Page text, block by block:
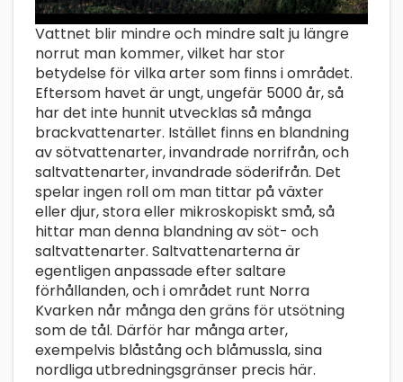
Vattnet blir mindre och mindre salt ju längre
norrut man kommer, vilket har stor
betydelse för vilka arter som finns i området.
Eftersom havet är ungt, ungefär 5000 år, så
har det inte hunnit utvecklas så många
brackvattenarter. Istället finns en blandning
av sötvattenarter, invandrade norrifrån, och
saltvattenarter, invandrade söderifrån. Det
spelar ingen roll om man tittar på växter
eller djur, stora eller mikroskopiskt små, så
hittar man denna blandning av söt- och
saltvattenarter. Saltvattenarterna är
egentligen anpassade efter saltare
förhållanden, och i området runt Norra
Kvarken når många den gräns för utsötning
som de tål. Därför har många arter,
exempelvis blåstång och blåmussla, sina
nordliga utbredningsgränser precis här.